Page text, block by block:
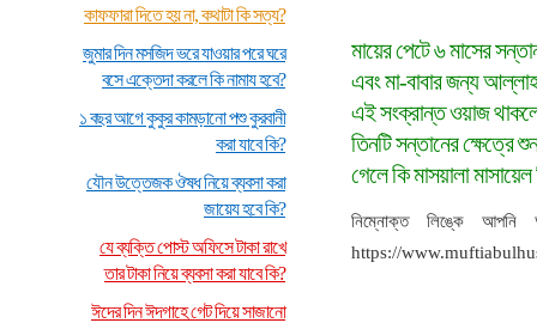
কাফফারা দিতে হয় না, কথাটা কি সত্য?
জুমার দিন মসজিদ ভরে যাওয়ার পরে ঘরে
বসে এক্তেদা করলে কি নামায হবে?
১ বছর আগে কুকুর কামড়ানো পশু কুরবানী
করা যাবে কি?
যৌন উত্তেজক ঔষধ নিয়ে ব্যবসা করা
জায়েয হবে কি?
যে ব্যক্তি পোস্ট অফিসে টাকা রাখে
তার টাকা নিয়ে ব্যবসা করা যাবে কি?
ঈদের দিন ঈদগাহে গেট দিয়ে সাজানো
মায়ের পেটে ৬ মাসের
এবং মা-বাবার জন্য আল্লাহ
এই সংক্রান্ত ওয়াজ থাকলে
তিনটি সন্তানের ক্ষেত্রে
গেলে কি মাসয়ালা
নিম্নোক্ত লিঙ্কে আপনি
https://